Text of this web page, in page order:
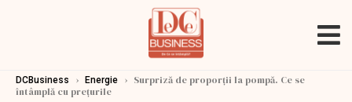
DCBusiness › Energie › Surpriză de proporții la pompă. Ce se
întâmplă cu prețurile